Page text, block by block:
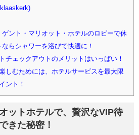
ント・マリオット・ホテルのロビーで休
らシャワーを浴びて快適に！
チェックアウトのメリットはいっぱい！
しむためには、ホテルサービスを最大限
ント！
ットホテルで、贅沢なVIP待
きた秘密！